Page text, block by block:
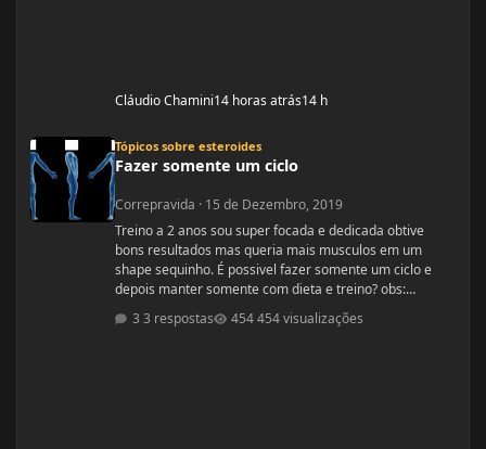
Cláudio Chamini14 horas atrás14 h
Tópicos sobre esteroides
Fazer somente um ciclo
Correpravida · 15 de Dezembro, 2019
Treino a 2 anos sou super focada e dedicada obtive
bons resultados mas queria mais musculos em um
shape sequinho. É possivel fazer somente um ciclo e
depois manter somente com dieta e treino? obs:
desculpe se ja tiver esse tópico, procurei mais não
encontrei
3 respostas 454 visualizações